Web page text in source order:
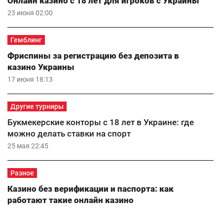
23 июня 02:00
Гемблинг
17 июня 18:13
Фриспины за регистрацию без депозита в
казино Украины
Другие турниры
25 мая 22:45
Букмекерские конторы с 18 лет в Украине: где
можно делать ставки на спорт
Разное
Казино без верификации и паспорта: как
работают такие онлайн казино